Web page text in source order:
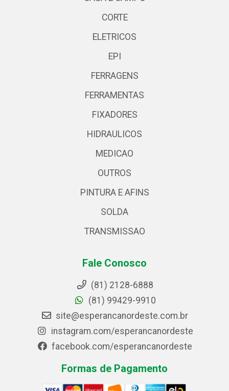
CORTE
ELETRICOS
EPI
FERRAGENS
FERRAMENTAS
FIXADORES
HIDRAULICOS
MEDICAO
OUTROS
PINTURA E AFINS
SOLDA
TRANSMISSAO
Fale Conosco
(81) 2128-6888
(81) 99429-9910
site@esperancanordeste.com.br
instagram.com/esperancanordeste
facebook.com/esperancanordeste
Formas de Pagamento